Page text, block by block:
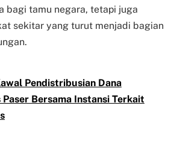
bagi tamu negara, tetapi juga
sekitar yang turut menjadi bagian
Pendistribusian Dana
Paser Bersama Instansi Terkait